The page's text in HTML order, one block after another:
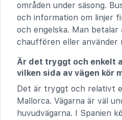
områden under säsong.
och information om linjer
och engelska. Man betalar
chauffören eller använder
Är det tryggt och enkelt
vilken sida av vägen kör
Det är tryggt och relativt
Mallorca. Vägarna är väl
huvudvägarna. I Spanien